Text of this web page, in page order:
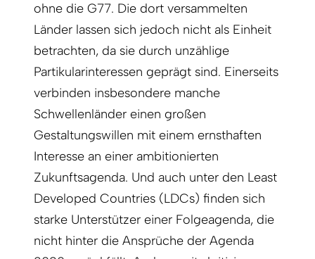
ohne die G77. Die dort versammelten
Länder lassen sich jedoch nicht als Einheit
betrachten, da sie durch unzählige
Partikularinteressen geprägt sind. Einerseits
verbinden insbesondere manche
Schwellenländer einen großen
Gestaltungswillen mit einem ernsthaften
Interesse an einer ambitionierten
Zukunftsagenda. Und auch unter den Least
Developed Countries (LDCs) finden sich
starke Unterstützer einer Folgeagenda, die
nicht hinter die Ansprüche der Agenda